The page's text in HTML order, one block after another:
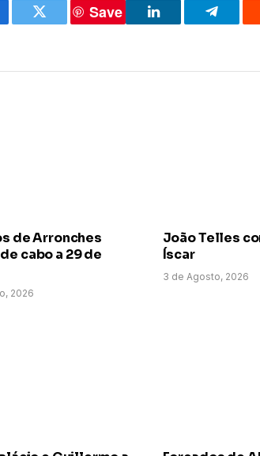
Twitter
Save
LinkedIn
de Arronches
cabo a 29 de
2026
João Telles
Íscar
3 de Agosto, 2026